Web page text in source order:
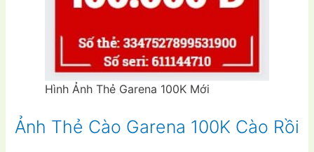
Hình Ảnh Thẻ Garena 100K Mới
Ảnh Thẻ Cào Garena 100K Cào Rồi